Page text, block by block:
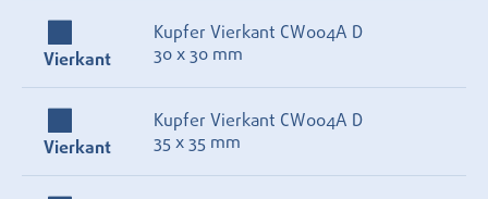
Vierkant
Kupfer Vierkant CW004A D
30 x 30 mm
Vierkant
Kupfer Vierkant CW004A D
35 x 35 mm